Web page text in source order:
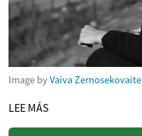
Image byVaiva Zernosekovaite
LEE MÁS